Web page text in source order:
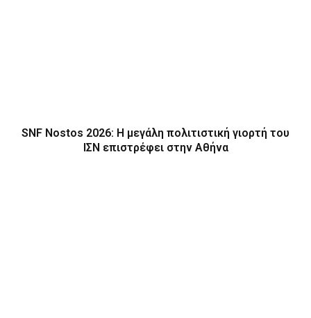
SNF Nostos 2026: Η μεγάλη πολιτιστική γιορτή του
ΙΣΝ επιστρέφει στην Αθήνα